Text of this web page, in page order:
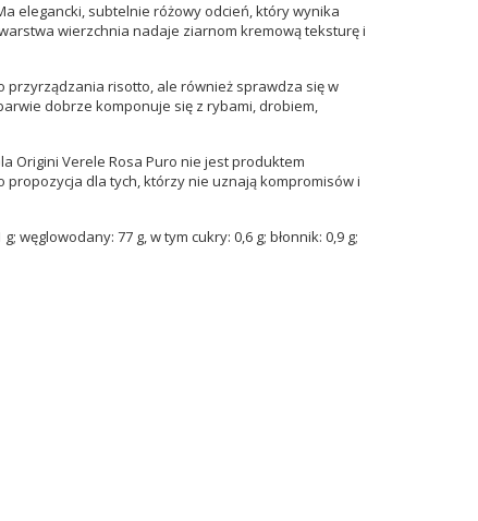
elegancki, subtelnie różowy odcień, który wynika
wierzchnia nadaje ziarnom kremową teksturę i
przyrządzania risotto, ale również sprawdza się w
dobrze komponuje się z rybami, drobiem,
Origini Verele Rosa Puro nie jest produktem
dla tych, którzy nie uznają kompromisów i
węglowodany: 77 g, w tym cukry: 0,6 g; błonnik: 0,9 g;